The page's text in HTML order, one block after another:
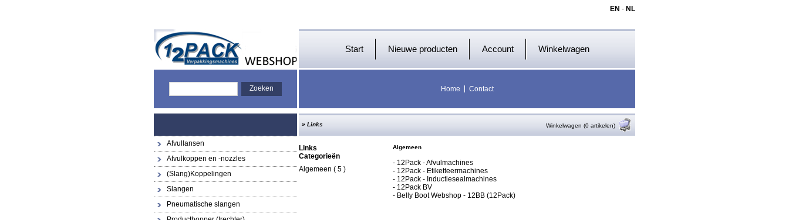
EN - NL
Start Nieuwe producten Account Winkelwagen
Home Contact
Afvullansen
Afvulkoppen en -nozzles
(Slang)Koppelingen
Slangen
Pneumatische slangen
» Links Winkelwagen (0 artikelen)
Links
Categorieën
Algemeen ( 5 )
Algemeen
- 12Pack - Afvulmachines
- 12Pack - Etiketteermachines
- 12Pack - Inductiesealmachines
- 12Pack BV
- Belly Boot Webshop - 12BB (12Pack)